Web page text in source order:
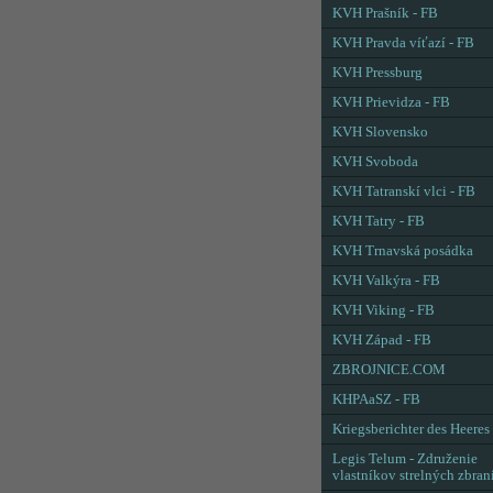
KVH Prašník - FB
KVH Pravda víťazí - FB
KVH Pressburg
KVH Prievidza - FB
KVH Slovensko
KVH Svoboda
KVH Tatranskí vlci - FB
KVH Tatry - FB
KVH Trnavská posádka
KVH Valkýra - FB
KVH Viking - FB
KVH Západ - FB
ZBROJNICE.COM
KHPAaSZ - FB
Kriegsberichter des Heeres
Legis Telum - Združenie
vlastníkov strelných